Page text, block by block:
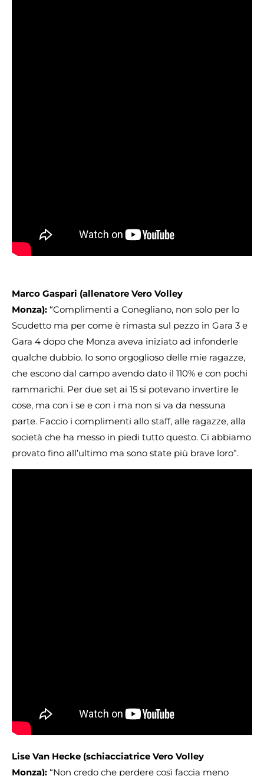
Marco Gaspari (allenatore Vero Volley
Monza): “Complimenti a Conegliano, non solo per lo
Scudetto ma per come è rimasta sul pezzo in Gara 3 e
Gara 4 dopo che Monza aveva iniziato ad infonderle
qualche dubbio. Io sono orgoglioso delle mie ragazze,
che escono dal campo avendo dato il 110% e con pochi
rammarichi. Per due set ai 15 si potevano invertire le
cose, ma con i se e con i ma non si va da nessuna
parte. Faccio i complimenti allo staff, alle ragazze, alla
società che ha messo in piedi tutto questo. Ci abbiamo
provato fino all’ultimo ma sono state più brave loro”.
Lise Van Hecke (schiacciatrice Vero Volley
Monza): “Non credo che perdere così faccia meno